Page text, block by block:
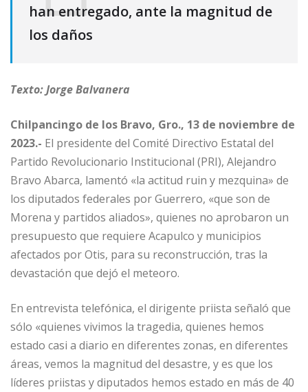
han entregado, ante la magnitud de
los daños
Texto: Jorge Balvanera
Chilpancingo de los Bravo, Gro., 13 de noviembre de
2023.- El presidente del Comité Directivo Estatal del
Partido Revolucionario Institucional (PRI), Alejandro
Bravo Abarca, lamentó «la actitud ruin y mezquina» de
los diputados federales por Guerrero, «que son de
Morena y partidos aliados», quienes no aprobaron un
presupuesto que requiere Acapulco y municipios
afectados por Otis, para su reconstrucción, tras la
devastación que dejó el meteoro.
En entrevista telefónica, el dirigente priista señaló que
sólo «quienes vivimos la tragedia, quienes hemos
estado casi a diario en diferentes zonas, en diferentes
áreas, vemos la magnitud del desastre, y es que los
líderes priistas y diputados hemos estado en más de 40